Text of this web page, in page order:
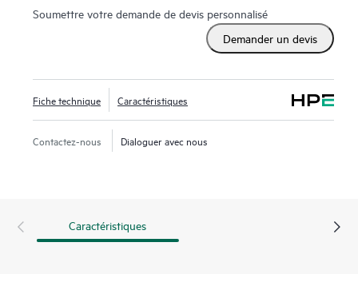
Soumettre votre demande de devis personnalisé
Demander un devis
Fiche technique Caractéristiques
Contactez-nous Dialoguer avec nous
Caractéristiques